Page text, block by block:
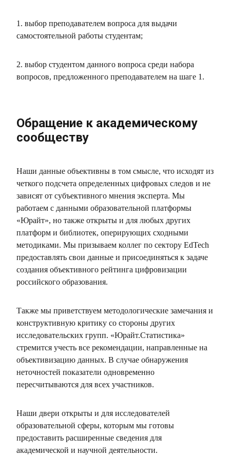
1. выбор преподавателем вопроса для выдачи
самостоятельной работы студентам;
2. выбор студентом данного вопроса среди набора
вопросов, предложенного преподавателем на шаге 1.
Обращение к академическому
сообществу
Наши данные объективны в том смысле, что исходят из
четкого подсчета определенных цифровых следов и не
зависят от субъективного мнения эксперта. Мы
работаем с данными образовательной платформы
«Юрайт», но также открыты и для любых других
платформ и библиотек, оперирующих сходными
методиками. Мы призываем коллег по сектору EdTech
предоставлять свои данные и присоединяться к задаче
создания объективного рейтинга цифровизации
российского образования.
Также мы приветствуем методологические замечания и
конструктивную критику со стороны других
исследовательских групп. «Юрайт.Статистика»
стремится учесть все рекомендации, направленные на
объективизацию данных. В случае обнаружения
неточностей показатели одновременно
пересчитываются для всех участников.
Наши двери открыты и для исследователей
образовательной сферы, которым мы готовы
предоставить расширенные сведения для
академической и научной деятельности.